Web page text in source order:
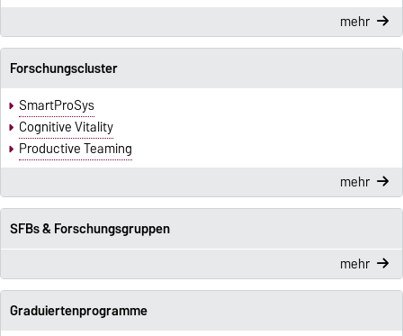
mehr
Forschungscluster
SmartProSys
Cognitive Vitality
Productive Teaming
mehr
SFBs & Forschungsgruppen
mehr
Graduiertenprogramme